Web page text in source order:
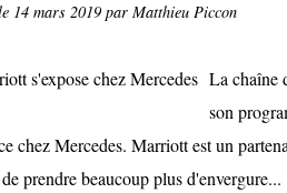
14 mars 2019 par Matthieu Piccon
La chaîne
son
chez Mercedes. Marriott est un
prendre beaucoup plus d'envergure...